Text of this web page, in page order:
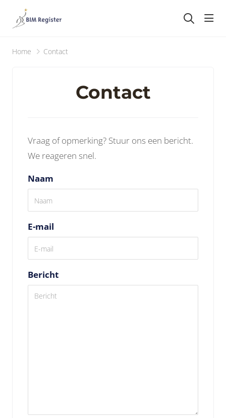
Home Contact
Contact
Vraag of opmerking? Stuur ons een bericht.
We reageren snel.
Naam
E-mail
Bericht